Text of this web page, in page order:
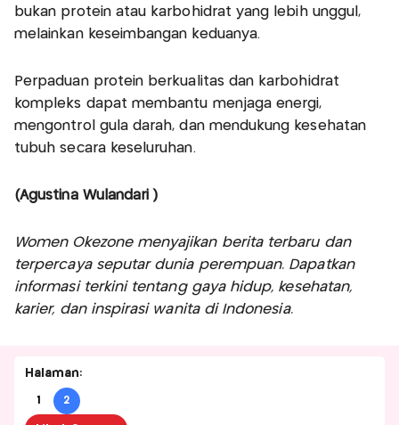
bukan protein atau karbohidrat yang lebih unggul,
melainkan keseimbangan keduanya.
Perpaduan protein berkualitas dan karbohidrat
kompleks dapat membantu menjaga energi,
mengontrol gula darah, dan mendukung kesehatan
tubuh secara keseluruhan.
(Agustina Wulandari )
Women Okezone menyajikan berita terbaru dan
terpercaya seputar dunia perempuan. Dapatkan
informasi terkini tentang gaya hidup, kesehatan,
karier, dan inspirasi wanita di Indonesia.
Halaman:
1 2